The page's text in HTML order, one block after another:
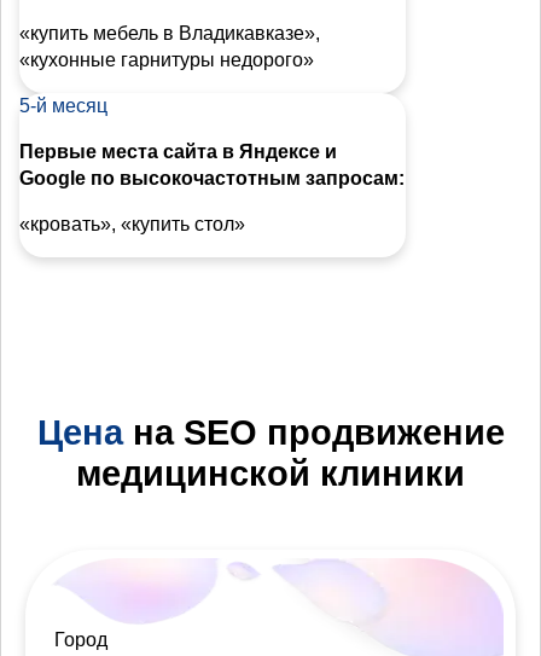
«купить мебель в Владикавказе»,
«кухонные гарнитуры недорого»
5-й месяц
Первые места сайта в Яндексе и
Google по высокочастотным запросам:
«кровать», «купить стол»
Ценана SEO продвижение
медицинской клиники
Город